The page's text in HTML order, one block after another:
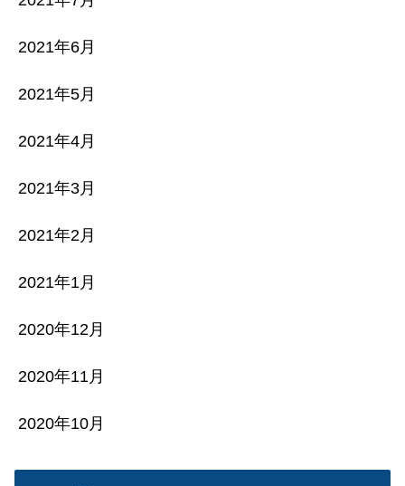
2021年6月
2021年5月
2021年4月
2021年3月
2021年2月
2021年1月
2020年12月
2020年11月
2020年10月